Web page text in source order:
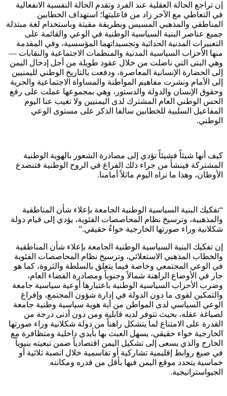
إن تراجع الحالة العقلية عند الفرد وتقدم الحالة النفسية الانفعالية
في التعاطي مع الآخر زاد من فاعليتها؛ استهداف الخطابين
المناطقي والمذهبي المسيس وبطريقة مقيتة وباستخدام لغة مبتذلة
جميع عناصر البنية السياسية الوطنية في الوعي والقائمة على
التعبيرات المدنية الحداثية وتجسيداتهما المؤسسية، وفي المقدمة
منها الأحزاب السياسية المدنية والمنظمات الاجتماعية والنقابات —
وهي البنى التي ناضلت من خلال عقود طويلة من أجل إدخال اليمن
إلى الحضارة الإنسانية المعاصرة، ودفعت بالتاريخ الوطني لليمنيين
إلى الأمام ونشرت مفاهيم المواطنة والمساواة الاجتماعية والحرية
وحقوق الإنسان والدولة والدستور، وهي بمجموعها عملت على رفع
الحس الوطني العام المشترك لدى اليمنيين ولا تغيب عنا اليوم
المفاعيل السلبية للخطابين سالفا الذكر على مستوى الوعي
الوطني.
كيف أنها شيئاً فشيئاً تؤدي إلى مصادرة الشعور بالهوية الوطنية
المشتركة فينشأ من جراء ذلك الفراغ في الروح الوطنية فتنصدع
الأوطان، وهذا ما نراه اليوم ماثلاً أمامنا.
“تفكيك البنية السياسية الوطنية الجامعة بإعلاء شأن المناطقية
والمذهبية، وترسيخ نظام المحاصصات الفئوية، يؤدي إلى قيام دولة
شكلانية وراء صورتها الخارجية خواءٌ حقيقي.”
إن تفكيك البنية السياسية الوطنية الجامعة بإعلاء شأن المناطقية
والخطاب المذهبي الاستعلائي، وترسيخ نظام المحاصصات الفئوية
في الوعي المجتمعي وخاصة فيما يتعلق بالسلطة والثروة، كما هو
جار في الأوضاع الراهنة شمالاً وجنوباً ومصادرة الفضاء العام،
وضرب الأحزاب السياسية الوطنية باعتبارها أوعية سياسية جامعة
والتمكين لقوى ما دون الدولة في إدارة شؤون المجتمع، وإفراغ
الوعي السياسي لدى المواطن من أية هوية سياسية وطنية جامعة
لصياغة عقله، بحيث تتوفر لديه قابلية ومن دون أدنى درجة من
القدرة على الامتناع لما يتشكل راهناً من دولة شكلانية وراء صورتها
الخارجية خواء حقيقي، يسهل العبث بها بأيدي داخلية ومتظافرة مع
الخارج والذي يسعى إلى تشكيل اليمن اقتصادياً ضمن تبعيته بنيوياً
في صيغ روابط إقليمية تشاركية أو تقاسمية خلال انصبة ثلاثية أو
خماسية يتحدد موقع اليمن فيها بأقل من قدره ومكانته
الجيواستراتيجية.